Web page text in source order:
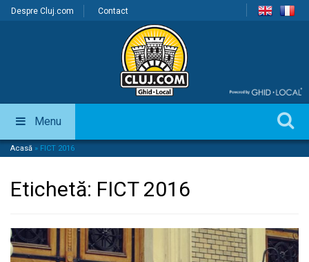
Despre Cluj.com Contact
Menu
Acasă » FICT 2016
Etichetă: FICT 2016